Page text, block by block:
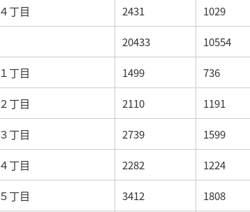
４丁目 2431 1029
20433 10554
１丁目 1499 736
２丁目 2110 1191
３丁目 2739 1599
４丁目 2282 1224
５丁目 3412 1808